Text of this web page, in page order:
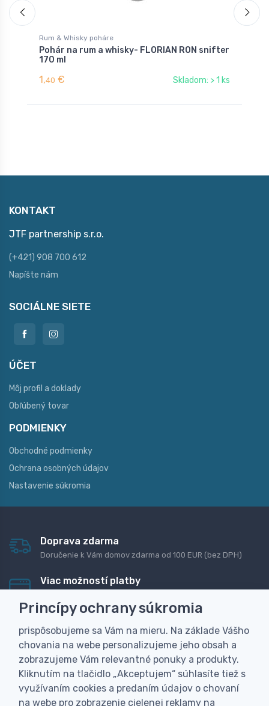
Rum & Whisky poháre
Pohár na rum a whisky- FLORIAN RON snifter
170 ml
1,40 € Skladom: > 1 ks
KONTAKT
JTF partnership s.r.o.
(+421) 908 700 612
Napíšte nám
SOCIÁLNE SIETE
ÚČET
Môj profil a doklady
Obľúbený tovar
PODMIENKY
Obchodné podmienky
Ochrana osobných údajov
Nastavenie súkromia
Doprava zdarma
Doručenie k Vám domov zdarma od 100 EUR (bez DPH)
Viac možností platby
dobierku
Personalizácia
Vyrobíme Vám vlastný originálny darček
Skúsenosť
Široký sortiment, z ktorého Vám pomôžeme vybrať
Princípy ochrany súkromia
prispôsobujeme sa Vám na mieru. Na základe Vášho
chovania na webe personalizujeme jeho obsah a
zobrazujeme Vám relevantné ponuky a produkty.
Kliknutím na tlačidlo „Akceptujem“ súhlasíte tiež s
využívaním cookies a predaním údajov o chovaní
na webe pro zobrazenie cielenej reklamy na